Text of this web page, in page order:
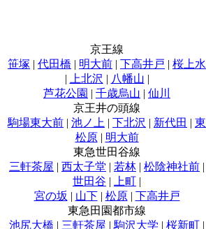
京王線
笹塚 | 代田橋 | 明大前 | 下高井戸 | 桜上水
|
上北沢 | 八幡山 |
芦花公園 | 千歳烏山 | 仙川
京王井の頭線
駒場東大前 | 池ノ上 | 下北沢 | 新代田 | 東
松原| 明大前
東急世田谷線
三軒茶屋 | 西太子堂 | 若林 | 松陰神社前 |
世田谷 | 上町 |
宮の坂 | 山下| 松原| 下高井戸
東急田園都市線
池尻大橋 | 三軒茶屋 | 駒沢大学 | 桜新町 |